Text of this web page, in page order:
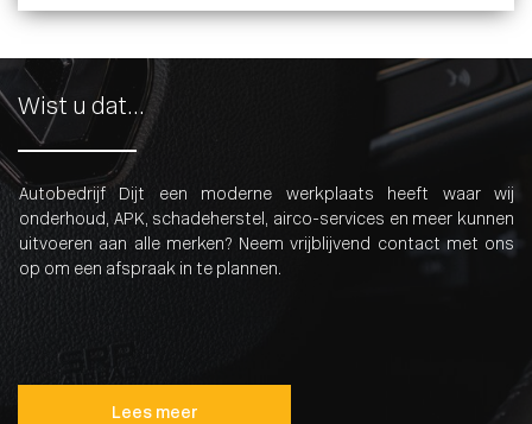
Wist u dat...
Autobedrijf Dijt een moderne werkplaats heeft waar wij
onderhoud, APK, schadeherstel, airco-services en meer kunnen
uitvoeren aan alle merken? Neem vrijblijvend contact met ons
op om een afspraak in te plannen.
Lees meer